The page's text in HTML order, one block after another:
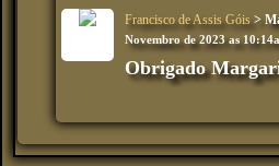
Francisco de Assis Góis >
Novembro de 2023 as
Obrigado